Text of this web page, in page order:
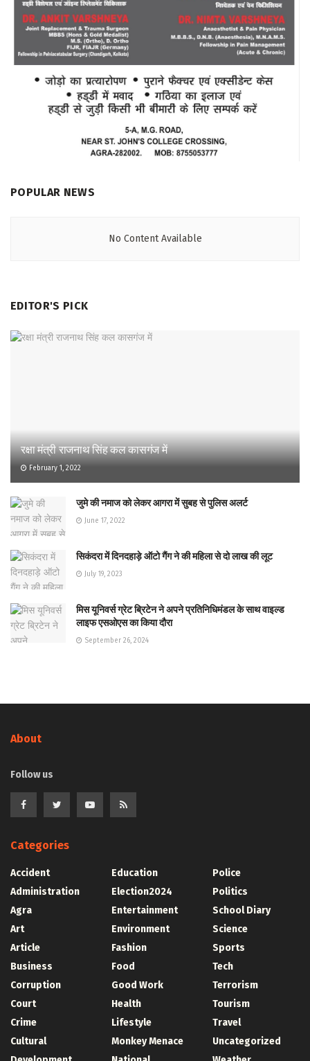
POPULAR NEWS
No Content Available
EDITOR'S PICK
रक्षा मंत्री राजनाथ सिंह कल कासगंज में
February 1, 2022
जुमे की नमाज को लेकर आगरा में सुबह से पुलिस अलर्ट
June 17, 2022
सिकंदरा में दिनदहाड़े ऑटो गैंग ने की महिला से दो लाख की लूट
July 19, 2023
मिस यूनिवर्स ग्रेट ब्रिटेन ने अपने प्रतिनिधिमंडल के साथ वाइल्ड
लाइफ एसओएस का किया दौरा
September 26, 2024
About
Follow us
Categories
Accident
Administration
Agra
Art
Article
Business
Corruption
Court
Crime
Cultural
Education
Election2024
Entertainment
Environment
Fashion
Food
Good Work
Health
Lifestyle
Monkey Menace
Police
Politics
School Diary
Science
Sports
Tech
Terrorism
Tourism
Travel
Uncategorized